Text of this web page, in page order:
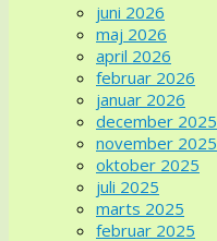
juni 2026
maj 2026
april 2026
februar 2026
januar 2026
december 2025
november 2025
oktober 2025
juli 2025
marts 2025
februar 2025